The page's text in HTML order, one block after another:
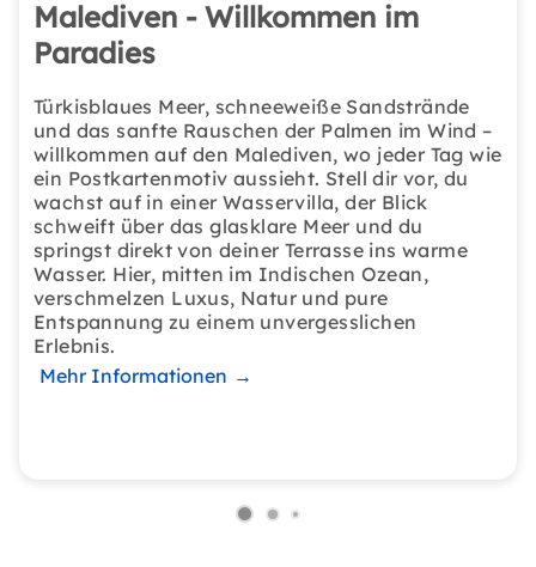
Malediven - Willkommen im
Paradies
Türkisblaues Meer, schneeweiße Sandstrände
und das sanfte Rauschen der Palmen im Wind –
willkommen auf den Malediven, wo jeder Tag wie
ein Postkartenmotiv aussieht. Stell dir vor, du
wachst auf in einer Wasservilla, der Blick
schweift über das glasklare Meer und du
springst direkt von deiner Terrasse ins warme
Wasser. Hier, mitten im Indischen Ozean,
verschmelzen Luxus, Natur und pure
Entspannung zu einem unvergesslichen
Erlebnis.
Mehr Informationen →